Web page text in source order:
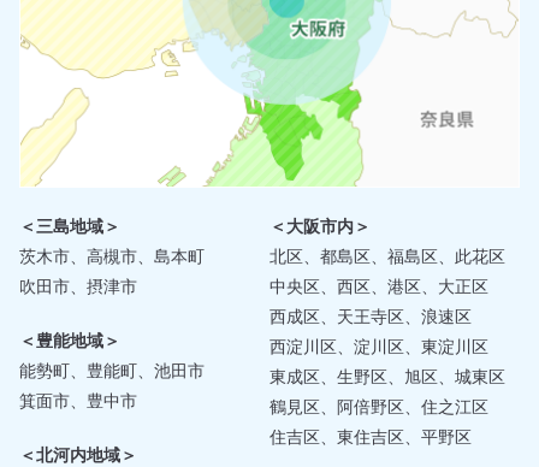
＜三島地域＞
茨木市、高槻市、島本町
吹田市、摂津市
＜豊能地域＞
能勢町、豊能町、池田市
箕面市、豊中市
＜北河内地域＞
＜大阪市内＞
北区、都島区、福島区、此花区
中央区、西区、港区、大正区
西成区、天王寺区、浪速区
西淀川区、淀川区、東淀川区
東成区、生野区、旭区、城東区
鶴見区、阿倍野区、住之江区
住吉区、東住吉区、平野区